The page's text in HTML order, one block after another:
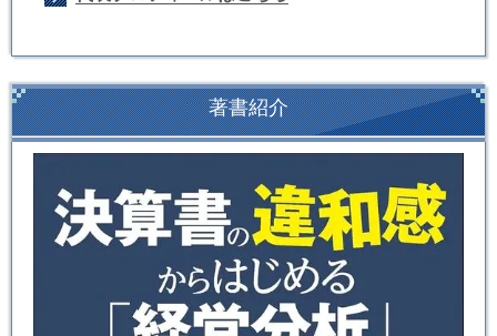
著書紹介